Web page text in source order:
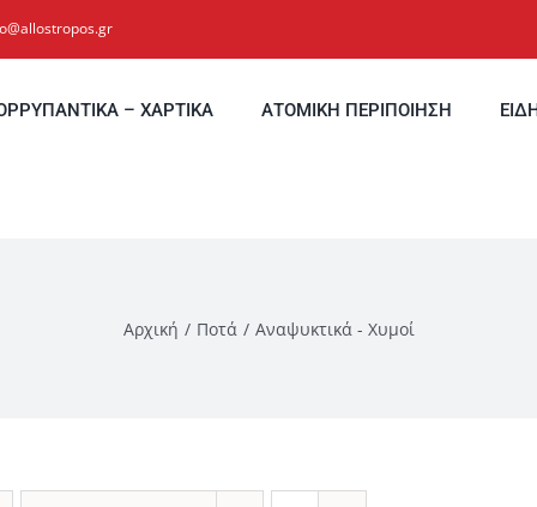
– ΧΑΡΤΙΚΑ ΑΤΟΜΙΚΗ ΠΕΡΙΠΟΙΗΣΗ
Αρχική Ποτά Αναψυκτικά - Χυμοί